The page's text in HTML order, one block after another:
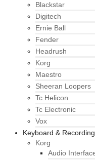
Blackstar
Digitech
Ernie Ball
Fender
Headrush
Korg
Maestro
Sheeran Loopers
Tc Helicon
Tc Electronic
Vox
Keyboard & Recording
Korg
Audio